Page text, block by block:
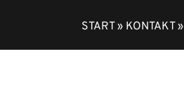
START» KONTAKT»